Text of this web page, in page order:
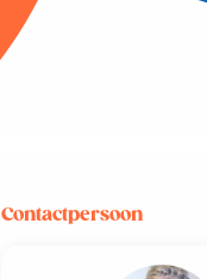
Contactpersoon